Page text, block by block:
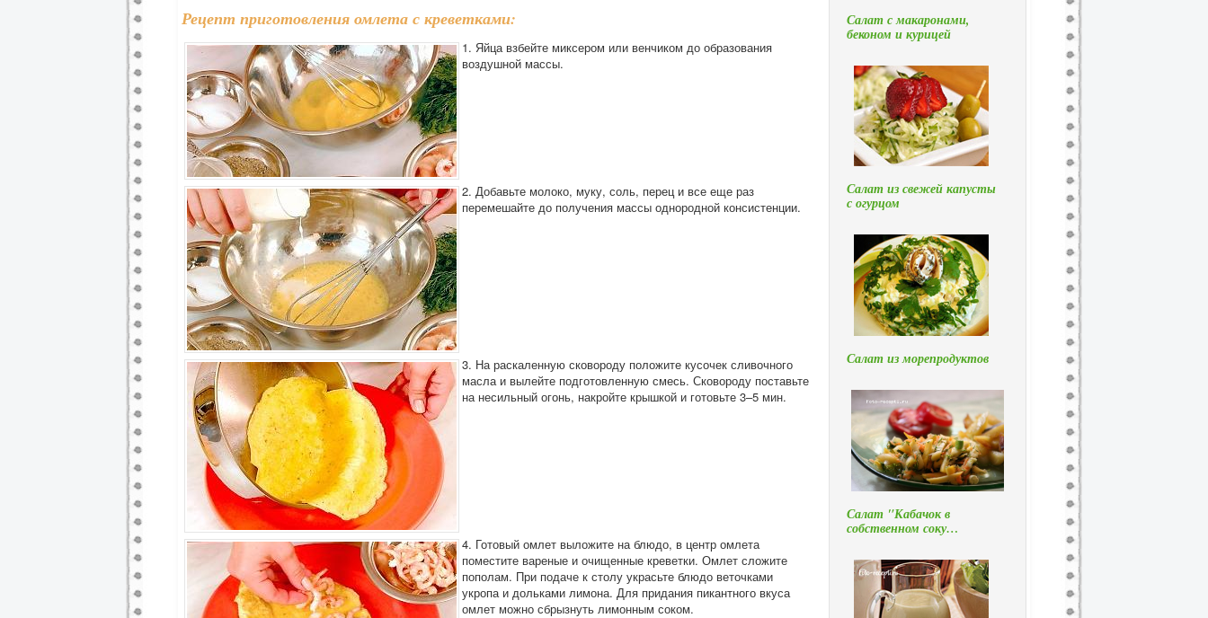
Рецепт приготовления омлета с креветками:
1. Яйца взбейте миксером или венчиком до образования
воздушной массы.
2. Добавьте молоко, муку, соль, перец и все еще раз
перемешайте до получения массы однородной консистенции.
3. На раскаленную сковороду положите кусочек сливочного
масла и вылейте подготовленную смесь. Сковороду поставьте
на несильный огонь, накройте крышкой и готовьте 3–5 мин.
4. Готовый омлет выложите на блюдо, в центр омлета
поместите вареные и очищенные креветки. Омлет сложите
пополам. При подаче к столу украсьте блюдо веточками
укропа и дольками лимона. Для придания пикантного вкуса
омлет можно сбрызнуть лимонным соком.
Салат с макаронами,
беконом и курицей
Салат из свежей капусты
с огурцом
Салат из морепродуктов
Салат "Кабачок в
собственном соку…